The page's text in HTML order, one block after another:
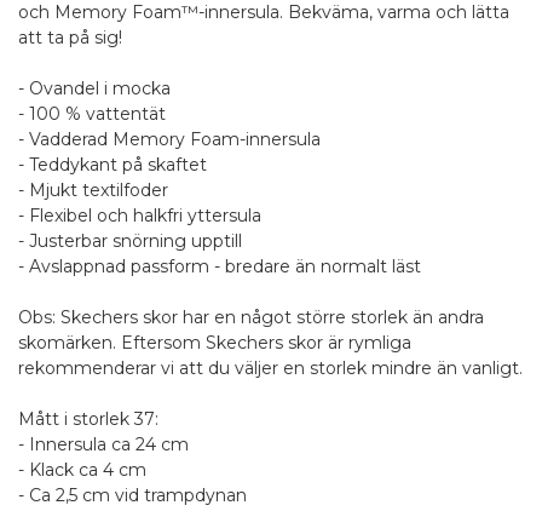
och Memory Foam™-innersula. Bekväma, varma och lätta
att ta på sig!
- Ovandel i mocka
- 100 % vattentät
- Vadderad Memory Foam-innersula
- Teddykant på skaftet
- Mjukt textilfoder
- Flexibel och halkfri yttersula
- Justerbar snörning upptill
- Avslappnad passform - bredare än normalt läst
Obs: Skechers skor har en något större storlek än andra
skomärken. Eftersom Skechers skor är rymliga
rekommenderar vi att du väljer en storlek mindre än vanligt.
Mått i storlek 37:
- Innersula ca 24 cm
- Klack ca 4 cm
- Ca 2,5 cm vid trampdynan